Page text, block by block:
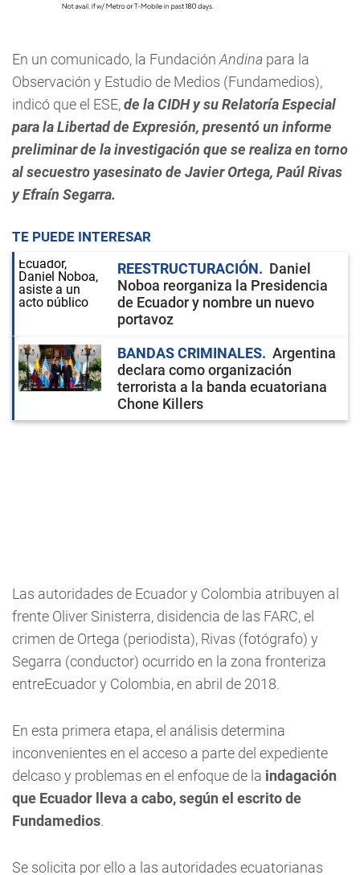
En un comunicado, la Fundación Andina para la
Observación y Estudio de Medios (Fundamedios),
indicó que el ESE,de la CIDH y su Relatoría Especial
para la Libertad de Expresión, presentó un informe
preliminar de la investigación que se realiza en torno
al secuestro yasesinato de Javier Ortega, Paúl Rivas
y Efraín Segarra.
TE PUEDE INTERESAR
REESTRUCTURACIÓN
Daniel
Noboa reorganiza la Presidencia
de Ecuador y nombre un nuevo
portavoz
BANDAS CRIMINALES
Argentina
declara como organización
terrorista a la banda ecuatoriana
Chone Killers
Las autoridades de Ecuador y Colombia atribuyen al
frente Oliver Sinisterra, disidencia de las FARC, el
crimen de Ortega (periodista), Rivas (fotógrafo) y
Segarra (conductor) ocurrido en la zona fronteriza
entreEcuador y Colombia, en abril de 2018.
En esta primera etapa, el análisis determina
inconvenientes en el acceso a parte del expediente
delcaso y problemas en el enfoque de la indagación
que Ecuador lleva a cabo, según el escrito de
Fundamedios.
Se solicita por ello a las autoridades ecuatorianas